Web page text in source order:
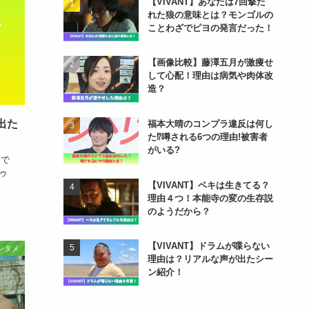
た
タメ
れた狼の意味とは？モンゴルの
ことわざでピヨの発言だった！
【画像比較】藤澤五月が激痩せ
して心配！理由は病気や肉体改
造？
福本大晴のコンプラ違反は何し
た⁉噂される6つの理由!被害者
がいる?
【VIVANT】ベキは生きてる？
理由４つ！本能寺の変の生存説
のようだから？
【VIVANT】ドラムが喋らない
理由は？リアルな声が出たシー
ン紹介！